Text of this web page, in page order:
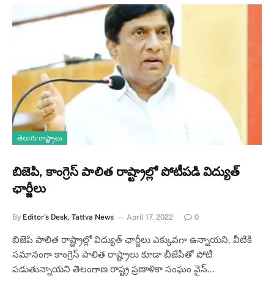
తెలుగు రాష్ట్రాలు
బిజెపి, కాంగ్రెస్ పాలిత రాష్ట్రాల్లో పోటీపడి విద్యుత్
ఛార్జీలు
By Editor's Desk, Tattva News April 17, 2022 0
బిజెపి పాలిత రాష్ట్రాల్లో విద్యుత్ ఛార్జీలు ఎక్కువగా ఉన్నాయని, వీటికి
సమానంగా కాంగ్రెస్ పాలిత రాష్ట్రాలు కూడా బీజేపీతో పోటీ
పడుతున్నాయని తెలంగాణ రాష్ట్ర ప్రణాళికా సంఘం వైస్…